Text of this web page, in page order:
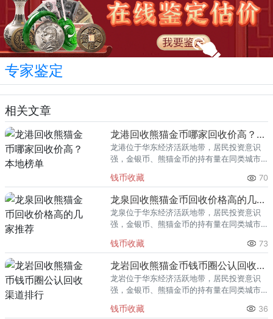
专家鉴定
相关文章
龙港回收熊猫金币哪家回收价高？本地榜单
龙港位于华东经济活跃地带，居民投资意识
强，金银币、熊猫金币的持有量在同类城市
熊猫金币的需求就明显升温，但鱼龙混杂的
回收渠道里，能精准识别版别溢
钱币收藏 70
龙泉回收熊猫金币回收价格高的几家推荐
龙泉位于华东经济活跃地带，居民投资意识
强，金银币、熊猫金币的持有量在同类城市
熊猫金币的需求就明显升温，但鱼龙混杂的
回收渠道里，能精准识别版别溢
钱币收藏 73
龙岩回收熊猫金币钱币圈公认回收渠道排行
龙岩位于华东经济活跃地带，居民投资意识
强，金银币、熊猫金币的持有量在同类城市
熊猫金币的需求就明显升温，但鱼龙混杂的
钱币收藏 36